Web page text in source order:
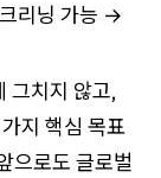
리닝 가능 →
그치지 않고,
지 핵심 목표
으로도 글로벌